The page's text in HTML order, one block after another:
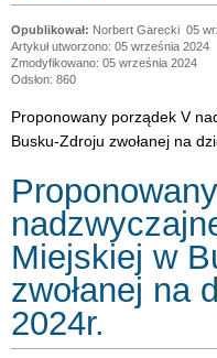
Norbert Garecki 05
Artykuł utworzono: 05 września 2024
Zmodyfikowano: 05 września 2024
Odsłon: 860
Proponowany porządek V
Busku-Zdroju zwołanej na
Miejskiej w
zwołanej na
2024r.